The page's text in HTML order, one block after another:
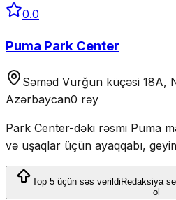
0.0
Puma Park Center
Səməd Vurğun küçəsi 18A,
Azərbaycan0 rəy
Park Center-dəki rəsmi Puma
və uşaqlar üçün ayaqqabı,
edir.
Top 5 üçün səs verildi Redaksiya
ol